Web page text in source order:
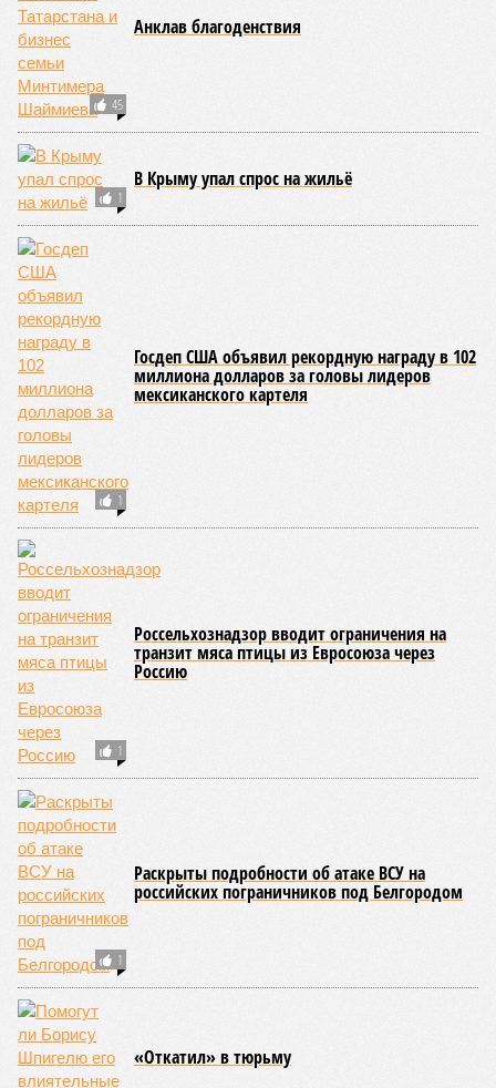
45
Анклав благоденствия
1
В Крыму упал спрос на жильё
1
Госдеп США объявил рекордную награду в 102
миллиона долларов за головы лидеров
мексиканского картеля
1
Россельхознадзор вводит ограничения на
транзит мяса птицы из Евросоюза через
Россию
1
Раскрыты подробности об атаке ВСУ на
российских пограничников под Белгородом
«Откатил» в тюрьму